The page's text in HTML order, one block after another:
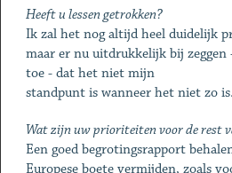
Heeft u lessen getrokken?
Ik zal het nog altijd heel duidelijk
maar er nu uitdrukkelijk bij
toe - dat het niet mijn
standpunt is wanneer het niet zo is.
Wat zijn uw prioriteiten voor de rest
Een goed begrotingsrapport
Europese boete vermijden, zoals